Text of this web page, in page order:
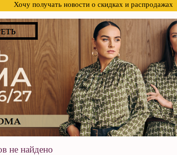
Хочу получать новости о скидках и распродажах
не найдено